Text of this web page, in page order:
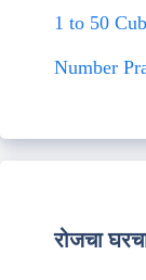
1 to 50
Number
रोजचा